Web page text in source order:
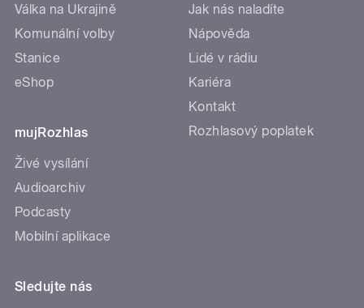
Válka na Ukrajině
Komunální volby
Stanice
eShop
mujRozhlas
Živé vysílání
Audioarchiv
Podcasty
Mobilní aplikace
Jak nás naladíte
Nápověda
Lidé v rádiu
Kariéra
Kontakt
Rozhlasový poplatek
Sledujte nás